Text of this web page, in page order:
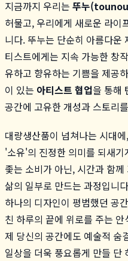
지금까지 우리는 뚜누
허물고, 우리에게 새로운 라이
니다. 뚜누는 단순히 아름다운
티스트에게는 지속 가능한 창
유하고 향유하는 기쁨을 제공
이 있는 아티스트 협업을 통해
공간에 고유한 개성과 스토리
대량생산품이 넘쳐나는 시대
'소유'의 진정한 의미를 되새
좇는 소비가 아닌, 시간과 함
삶의 일부로 만드는 과정입니
하나의 디자인이 평범했던 공
친 하루의 끝에 위로를 주는
제 당신의 공간에도 예술적 숨
일상을 더욱 풍요롭게 만들 단